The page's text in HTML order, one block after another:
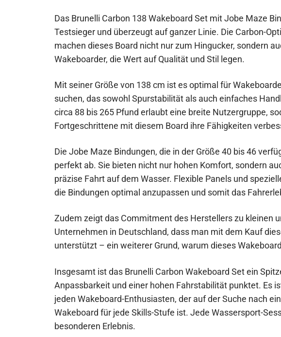
Das Brunelli Carbon 138 Wakeboard Set mit Jobe Maze
Testsieger und überzeugt auf ganzer Linie. Die Carbon-
machen dieses Board nicht nur zum Hingucker, sondern
Wakeboarder, die Wert auf Qualität und Stil legen.
Mit seiner Größe von 138 cm ist es optimal für
suchen, das sowohl Spurstabilität als auch einfaches
circa 88 bis 265 Pfund erlaubt eine breite Nutzergruppe,
Fortgeschrittene mit diesem Board ihre Fähigkeiten
Die Jobe Maze Bindungen, die in der Größe 40 bis 46
perfekt ab. Sie bieten nicht nur hohen Komfort, sondern
präzise Fahrt auf dem Wasser. Flexible Panels und
die Bindungen optimal anzupassen und somit das
Zudem zeigt das Commitment des Herstellers zu kleinen
Unternehmen in Deutschland, dass man mit dem Kauf
unterstützt – ein weiterer Grund, warum dieses
Insgesamt ist das Brunelli Carbon Wakeboard Set ein
Anpassbarkeit und einer hohen Fahrstabilität punktet. Es
jeden Wakeboard-Enthusiasten, der auf der Suche nach
Wakeboard für jede Skills-Stufe ist. Jede Wassersport-
besonderen Erlebnis.